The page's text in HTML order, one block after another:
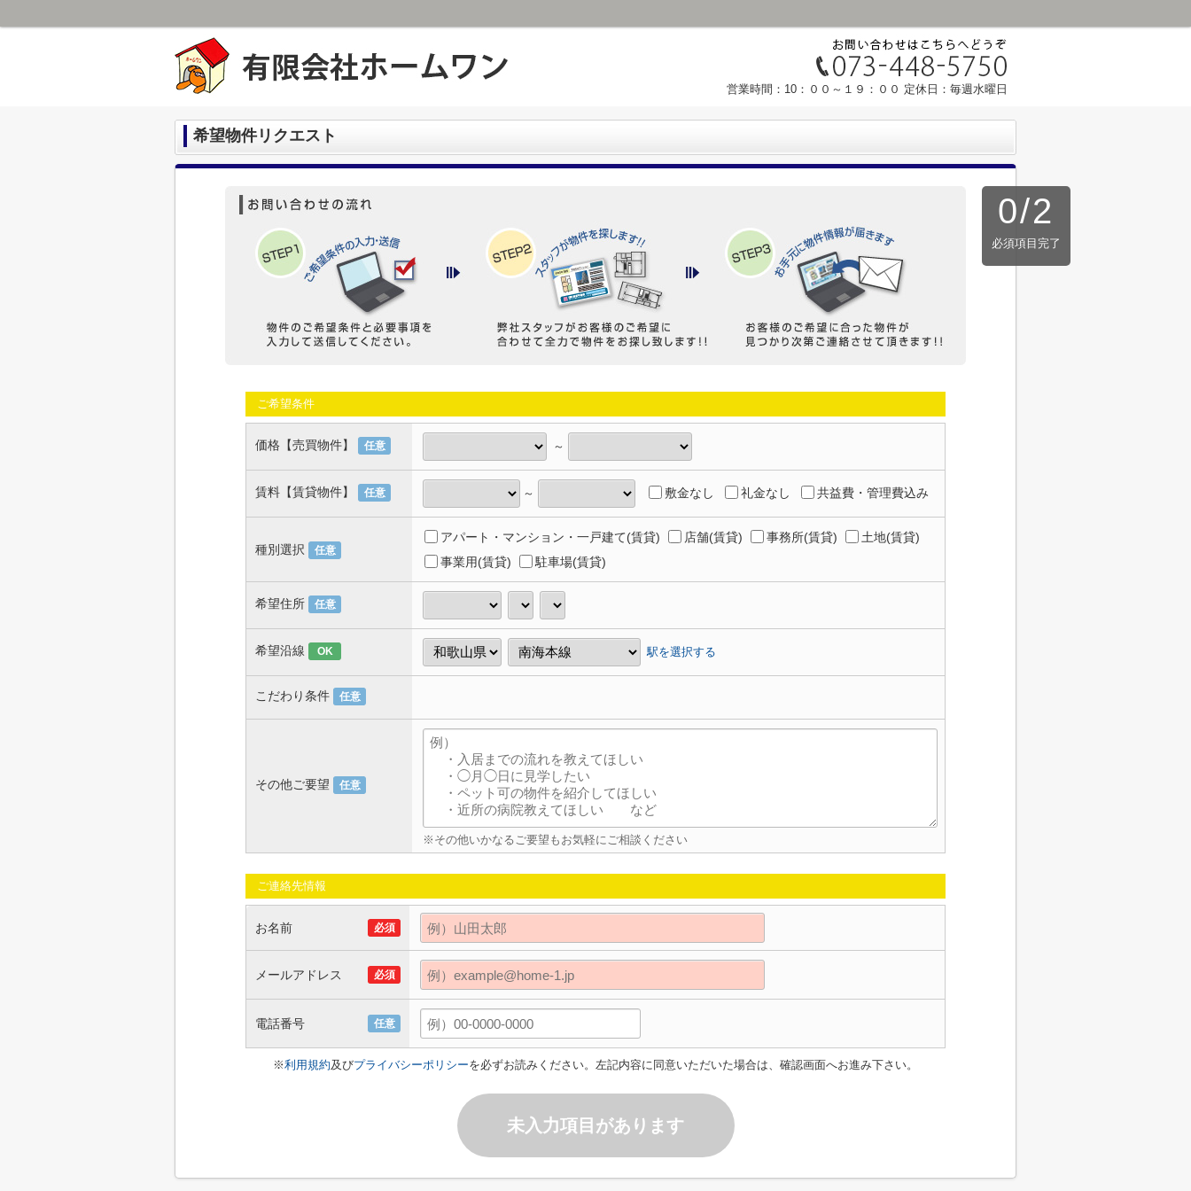
営業時間：10：００～１９：００ 定休日：毎週水曜日
希望物件リクエスト
0/2
必須項目完了
ご希望条件
価格【売買物件】 任意 ～
賃料【賃貸物件】 任意 ～ 敷金なし 礼金なし 共益費・管理費込み
種別選択 任意
アパート・マンション・一戸建て(賃貸) 店舗(賃貸) 事務所(賃貸)
土地(賃貸)
事業用(賃貸)
駐車場(賃貸)
希望住所 任意
希望沿線 OK 駅を選択する
こだわり条件 任意
その他ご要望 任意
※その他いかなるご要望もお気軽にご相談ください
ご連絡先情報
お名前 必須
メールアドレス 必須
電話番号 任意
※利用規約及びプライバシーポリシーを必ずお読みください。左記内容に同意いただいた場合は、確認画面へお進み下さい。
未入力項目があります